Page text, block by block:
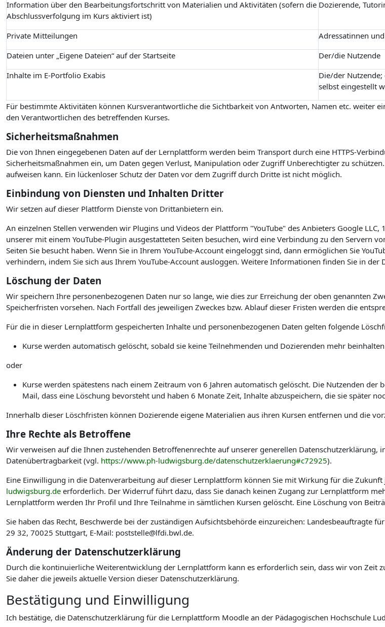
Information über den Bearbeitungsfortschritt von Materialien und Aktivitäten (sofern die
Abschlussverfolgung im Kurs aktiviert ist)
Dozierende,
Private Mitteilungen Adressatinnen
Dateien unter „Eigene Dateien“ auf der Startseite
Der/die Nutzende
Inhalte im E-Portfolio Exabis
Die/der
selbst eingestellt
Für bestimmte Aktivitäten können Kursverantwortliche die Sichtbarkeit von Antworten, Namen etc. weiter
den Verantwortlichen des betreffenden Kurses.
Sicherheitsmaßnahmen
Die von Ihnen eingegebenen Daten auf der Lernplattform werden beim Transport durch eine HTTPS-
Sicherheitsmaßnahmen ein, um Daten gegen Verlust, Manipulation oder Zugriff Unberechtigter zu
aufweisen kann. Ein lückenloser Schutz der Daten vor dem Zugriff durch Dritte ist nicht möglich.
Einbindung von Diensten und Inhalten Dritter
Wir setzen auf dieser Plattform Dienste von Drittanbietern ein.
An einzelnen Stellen verwenden wir Plugins und Videos der Plattform "YouTube" des Anbieters Google
unserer mit einem YouTube-Plugin ausgestatteten Seiten besuchen, wird eine Verbindung zu den Servern
Seiten Sie besucht haben. Wenn Sie in Ihrem YouTube-Account eingeloggt sind, dann ermöglichen Sie
verhindern, indem Sie sich aus Ihrem YouTube-Account ausloggen. Weitere Informationen finden Sie in
Löschung der Daten
Wir speichern Ihre personenbezogenen Daten nur so lange, wie dies zur Erreichung der oben genannten
Speicherfristen vorsehen. Nach Fortfall des jeweiligen Zweckes bzw. Ablauf dieser Fristen werden die
Für die in dieser Lernplattform gespeicherten Inhalte und personenbezogenen Daten gelten folgende
Kurse werden automatisch gelöscht, sobald sie keine Teilnehmenden und Dozierenden mehr beinhalten
oder
Kurse werden spätestens nach einem Zeitraum von 6 Jahren automatisch gelöscht. Die Nutzenden der
Mail, dass eine Löschung bevorsteht und haben 6 Monate Zeit, Inhalte abzuspeichern, die sie später
Innerhalb dieser Löschfristen können Dozierende eigene Materialien aus ihren Kursen entfernen und die
Ihre Rechte als Betroffene
Wir verweisen auf die Ihnen zustehenden Betroffenenrechte auf unserer generellen
Datenübertragbarkeit (vgl. https://www.ph-ludwigsburg.de/datenschutzerklaerung#c72925).
Eine Einwilligung in die Datenverarbeitung auf dieser Lernplattform können Sie mit Wirkung für die
ludwigsburg.de erforderlich. Der Widerruf führt dazu, dass Sie danach keinen Zugang zur Lernplattform
Lernplattform werden Ihr Profil und Ihre Teilnahme in sämtlichen Kursen gelöscht. Eine Löschung von
Sie haben das Recht, Beschwerde bei der zuständigen Aufsichtsbehörde einzureichen:
29 32, 70025 Stuttgart, E-Mail: poststelle@lfdi.bwl.de.
Änderung der Datenschutzerklärung
Durch die kontinuierliche Weiterentwicklung der Lernplattform kann es erforderlich sein, dass wir von Zeit
Sie daher die jeweils aktuelle Version dieser Datenschutzerklärung.
Bestätigung und Einwilligung
Ich bestätige, die Datenschutzerklärung für die Lernplattform Moodle an der Pädagogischen Hochschule